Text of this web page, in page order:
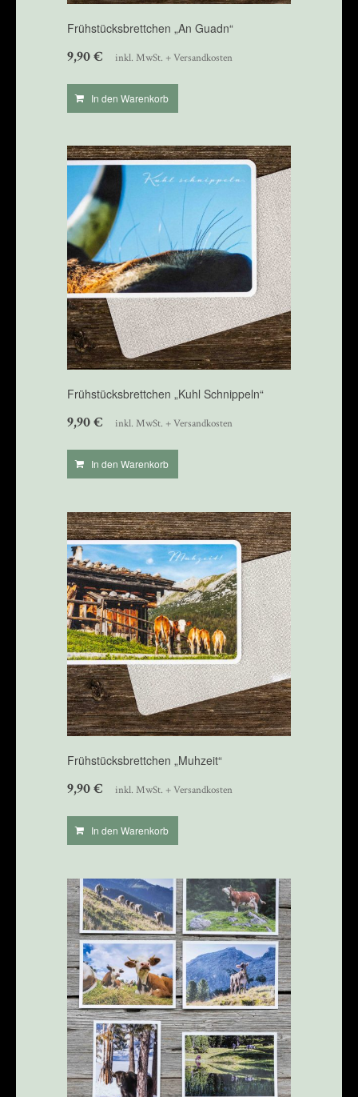
Frühstücksbrettchen „An Guadn“
9,90€ inkl. MwSt. + Versandkosten
In den Warenkorb
Frühstücksbrettchen „Kuhl Schnippeln“
9,90€ inkl. MwSt. + Versandkosten
In den Warenkorb
Frühstücksbrettchen „Muhzeit“
9,90€ inkl. MwSt. + Versandkosten
In den Warenkorb